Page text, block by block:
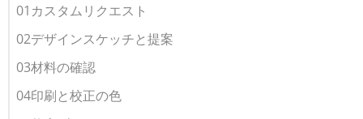
01カスタムリクエスト
02デザインスケッチと提案
03材料の確認
04印刷と校正の色